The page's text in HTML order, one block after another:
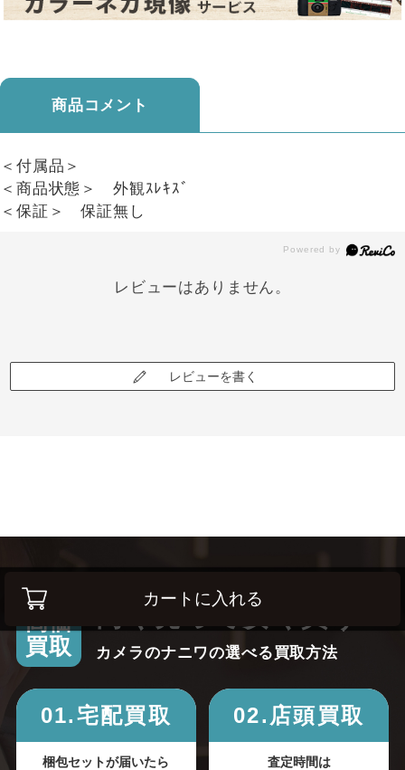
カートに入れる
商品コメント
＜付属品＞
＜商品状態＞ 外観ｽﾚｷｽﾞ
＜保証＞ 保証無し
レビューはありません。
レビューを書く
高価
買取
高く売って安く買う！
カメラのナニワの選べる買取方法
01.宅配買取
梱包セットが届いたら
02.店頭買取
査定時間は